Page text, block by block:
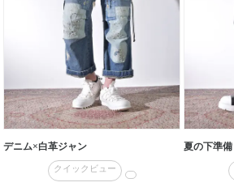
デニム×白革ジャン
クイックビュー
夏の下準備